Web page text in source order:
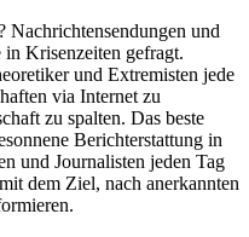
Nachrichtensendungen und
in Krisenzeiten gefragt.
und Extremisten jede
via Internet zu
zu spalten. Das beste
Berichterstattung in
und Journalisten jeden Tag
dem Ziel, nach anerkannten